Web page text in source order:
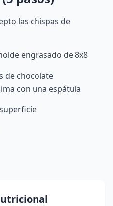
las chispas de
engrasado de 8x8
de chocolate
con una espátula